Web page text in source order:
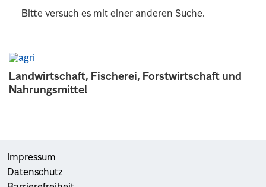
Landwirtschaft, Fischerei, Forstwirtschaft und
Nahrungsmittel
Bitte versuch es mit einer anderen Suche.
Impressum
Datenschutz